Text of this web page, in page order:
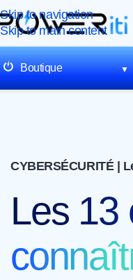
Skip to navigation
Skip to main content
Boutique ▼
CYBERSÉCURITÉ |
Les 13